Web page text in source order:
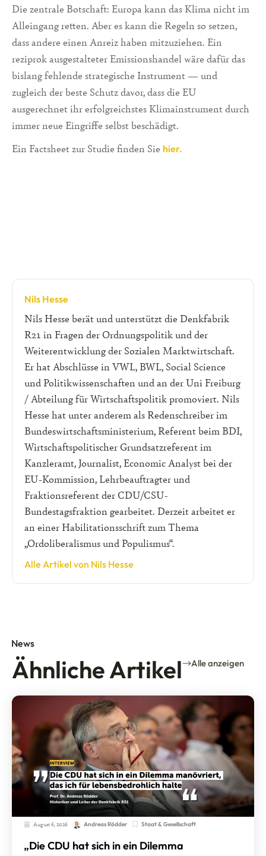
Die zentrale Botschaft: Europa kann das Klima nicht im
Alleingang retten. Aber es kann die Regeln so setzen,
dass andere einen Anreiz haben mitzuziehen. Ein
reziprok ausgestalteter Emissionshandel wäre dafür das
bislang fehlende strategische Instrument — und
zugleich der beste Schutz davor, dass die EU
ausgerechnet ihr erfolgreichstes Klimainstrument durch
immer neue Eingriffe selbst beschädigt.
Ein Factsheet zur Studie finden Sie hier.
Nils Hesse
Nils Hesse berät und unterstützt die Denkfabrik
R21 in Fragen der Ordnungspolitik und der
Weiterentwicklung der Sozialen Marktwirtschaft.
Er hat Abschlüsse in VWL, BWL, Social Science
und Politikwissenschaften und an der Uni Freiburg
/ Abteilung für Wirtschaftspolitik promoviert. Nils
Hesse hat unter anderem als Redenschreiber im
Bundeswirtschaftsministerium, Referent beim BDI,
Wirtschaftspolitischer Grundsatzreferent im
Kanzleramt, Journalist, Economic Analyst bei der
EU-Kommission, Lehrbeauftragter und
Fraktionsreferent der CDU/CSU-
Bundestagsfraktion gearbeitet. Derzeit arbeitet er
an einer Habilitationsschrift zum Thema
„Ordoliberalismus und Populismus“.
Alle Artikel von Nils Hesse
News
Ähnliche Artikel Alle anzeigen
August 6, 2026 Andreas Rödder Staat & Gesellschaft
„Die CDU hat sich in ein Dilemma